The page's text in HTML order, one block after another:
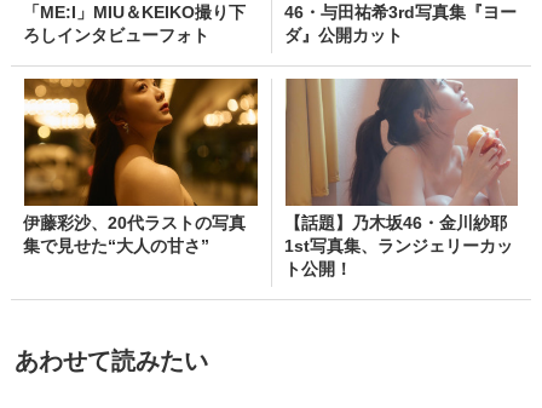
「ME:I」MIU＆KEIKO撮り下
ろしインタビューフォト
46・与田祐希3rd写真集『ヨー
ダ』公開カット
伊藤彩沙、20代ラストの写真
集で見せた“大人の甘さ”
【話題】乃木坂46・金川紗耶
1st写真集、ランジェリーカッ
ト公開！
あわせて読みたい